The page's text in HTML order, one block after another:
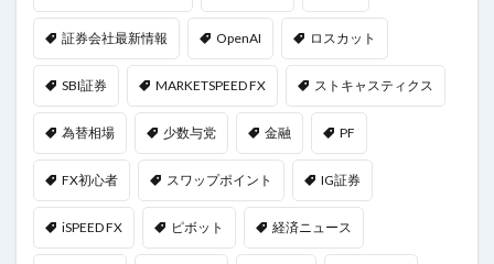
証券会社最新情報 OpenAI ロスカット
SBI証券 MARKETSPEED FX ストキャスティクス
為替相場 少数与党 金融 PF
FX初心者 スワップポイント IG証券
iSPEED FX ピボット 経済ニュース